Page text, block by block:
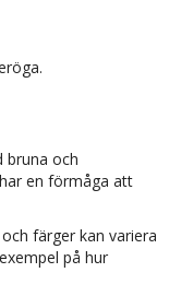
bruna och
en förmåga att
färger kan variera
på hur